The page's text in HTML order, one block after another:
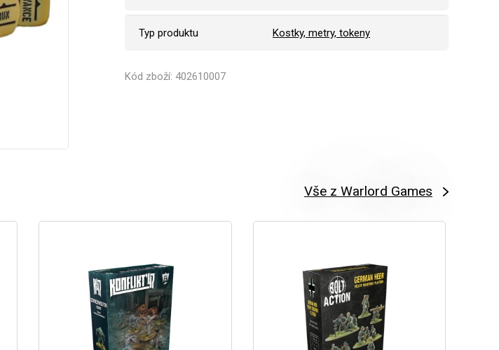
Typ produktu Kostky, metry, tokeny
Kód zboží: 402610007
Vše z Warlord Games